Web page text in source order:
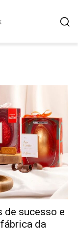
de sucesso e
da